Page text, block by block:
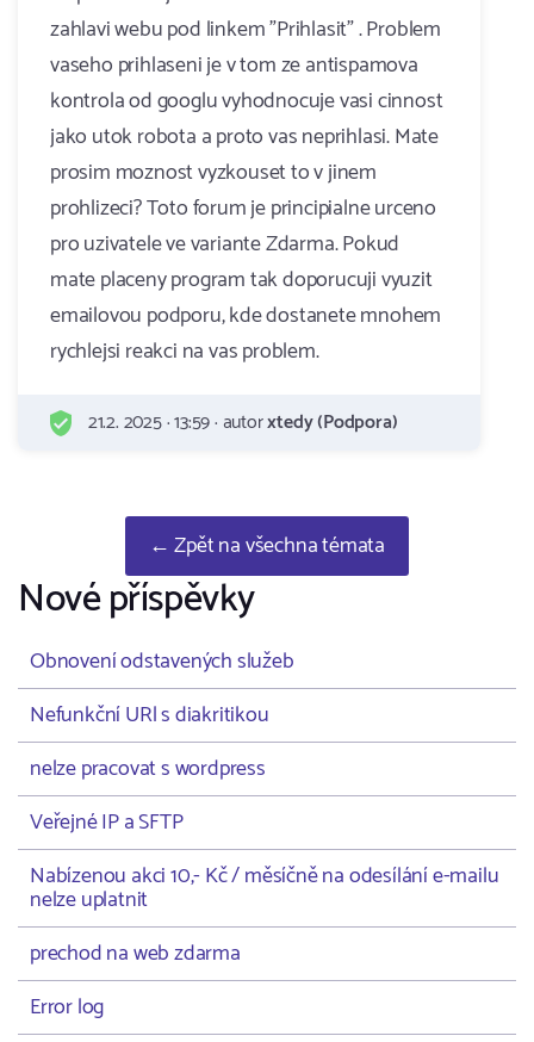
zahlavi webu pod linkem "Prihlasit" . Problem
vaseho prihlaseni je v tom ze antispamova
kontrola od googlu vyhodnocuje vasi cinnost
jako utok robota a proto vas neprihlasi. Mate
prosim moznost vyzkouset to v jinem
prohlizeci? Toto forum je principialne urceno
pro uzivatele ve variante Zdarma. Pokud
mate placeny program tak doporucuji vyuzit
emailovou podporu, kde dostanete mnohem
rychlejsi reakci na vas problem.
21.2. 2025 · 13:59 · autorxtedy (Podpora)
← Zpět na všechna témata
Nové příspěvky
Obnovení odstavených služeb
Nefunkční URl s diakritikou
nelze pracovat s wordpress
Veřejné IP a SFTP
Nabízenou akci 10,- Kč / měsíčně na odesílání e-mailu
nelze uplatnit
prechod na web zdarma
Error log